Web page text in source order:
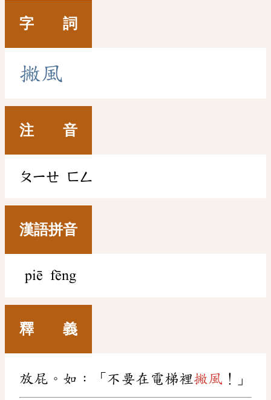
字 詞
撇風
注 音
ㄆㄧㄝ ㄈㄥ
漢語拼音
piē fēng
釋 義
放屁。如：「不要在電梯裡撇風 ！」